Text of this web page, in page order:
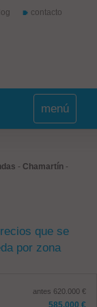
contacto
menú
- Chamartín -
que se
por zona
antes 620.000 €
585.000 €